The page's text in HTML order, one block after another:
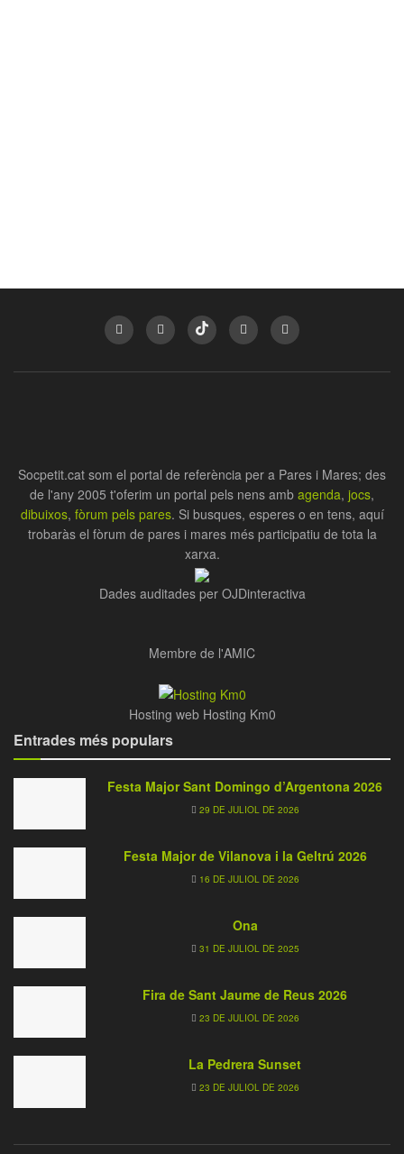
Socpetit.cat som el portal de referència per a Pares i Mares; des
de l'any 2005 t'oferim un portal pels nens amb agenda, jocs,
dibuixos, fòrum pels pares. Si busques, esperes o en tens, aquí
trobaràs el fòrum de pares i mares més participatiu de tota la
xarxa.
Dades auditades per OJDinteractiva
Membre de l'AMIC
Hosting web Hosting Km0
Entrades més populars
Festa Major Sant Domingo d’Argentona 2026
29 DE JULIOL DE 2026
Festa Major de Vilanova i la Geltrú 2026
16 DE JULIOL DE 2026
Ona
31 DE JULIOL DE 2025
Fira de Sant Jaume de Reus 2026
23 DE JULIOL DE 2026
La Pedrera Sunset
23 DE JULIOL DE 2026